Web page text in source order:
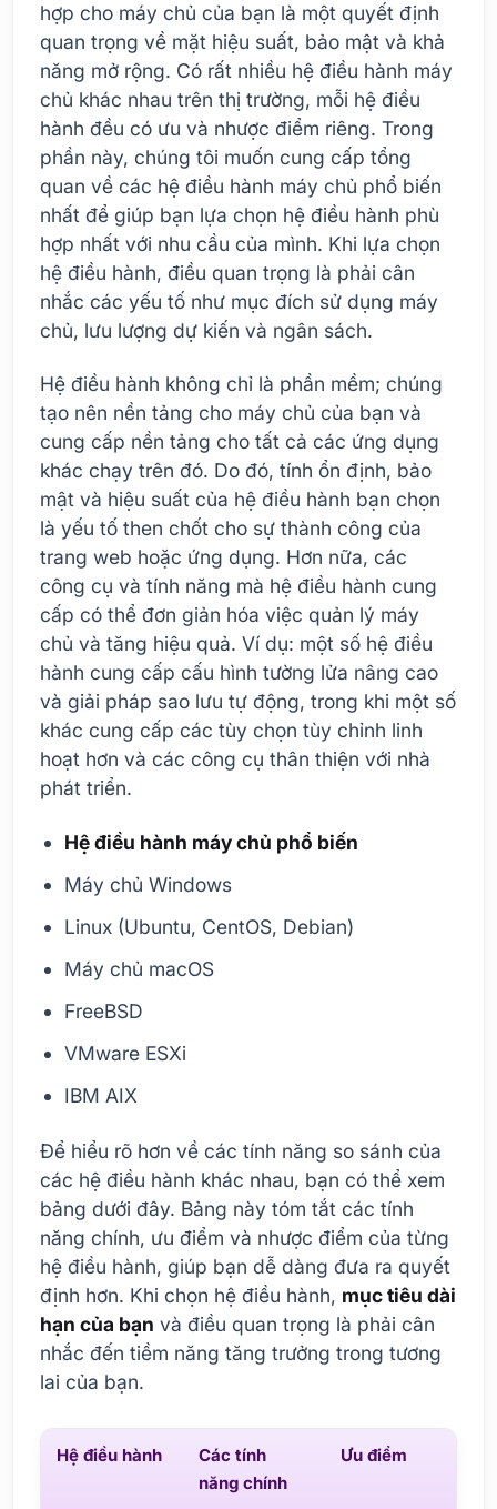
hợp cho máy chủ của bạn là một quyết định
quan trọng về mặt hiệu suất, bảo mật và khả
năng mở rộng. Có rất nhiều hệ điều hành máy
chủ khác nhau trên thị trường, mỗi hệ điều
hành đều có ưu và nhược điểm riêng. Trong
phần này, chúng tôi muốn cung cấp tổng
quan về các hệ điều hành máy chủ phổ biến
nhất để giúp bạn lựa chọn hệ điều hành phù
hợp nhất với nhu cầu của mình. Khi lựa chọn
hệ điều hành, điều quan trọng là phải cân
nhắc các yếu tố như mục đích sử dụng máy
chủ, lưu lượng dự kiến và ngân sách.
Hệ điều hành không chỉ là phần mềm; chúng
tạo nên nền tảng cho máy chủ của bạn và
cung cấp nền tảng cho tất cả các ứng dụng
khác chạy trên đó. Do đó, tính ổn định, bảo
mật và hiệu suất của hệ điều hành bạn chọn
là yếu tố then chốt cho sự thành công của
trang web hoặc ứng dụng. Hơn nữa, các
công cụ và tính năng mà hệ điều hành cung
cấp có thể đơn giản hóa việc quản lý máy
chủ và tăng hiệu quả. Ví dụ: một số hệ điều
hành cung cấp cấu hình tường lửa nâng cao
và giải pháp sao lưu tự động, trong khi một số
khác cung cấp các tùy chọn tùy chỉnh linh
hoạt hơn và các công cụ thân thiện với nhà
phát triển.
Hệ điều hành máy chủ phổ biến
Máy chủ Windows
Linux (Ubuntu, CentOS, Debian)
Máy chủ macOS
FreeBSD
VMware ESXi
IBM AIX
Để hiểu rõ hơn về các tính năng so sánh của
các hệ điều hành khác nhau, bạn có thể xem
bảng dưới đây. Bảng này tóm tắt các tính
năng chính, ưu điểm và nhược điểm của từng
hệ điều hành, giúp bạn dễ dàng đưa ra quyết
định hơn. Khi chọn hệ điều hành, mục tiêu dài
hạn của bạn và điều quan trọng là phải cân
nhắc đến tiềm năng tăng trưởng trong tương
lai của bạn.
Hệ điều hành
Các tính
năng chính
Ưu điểm